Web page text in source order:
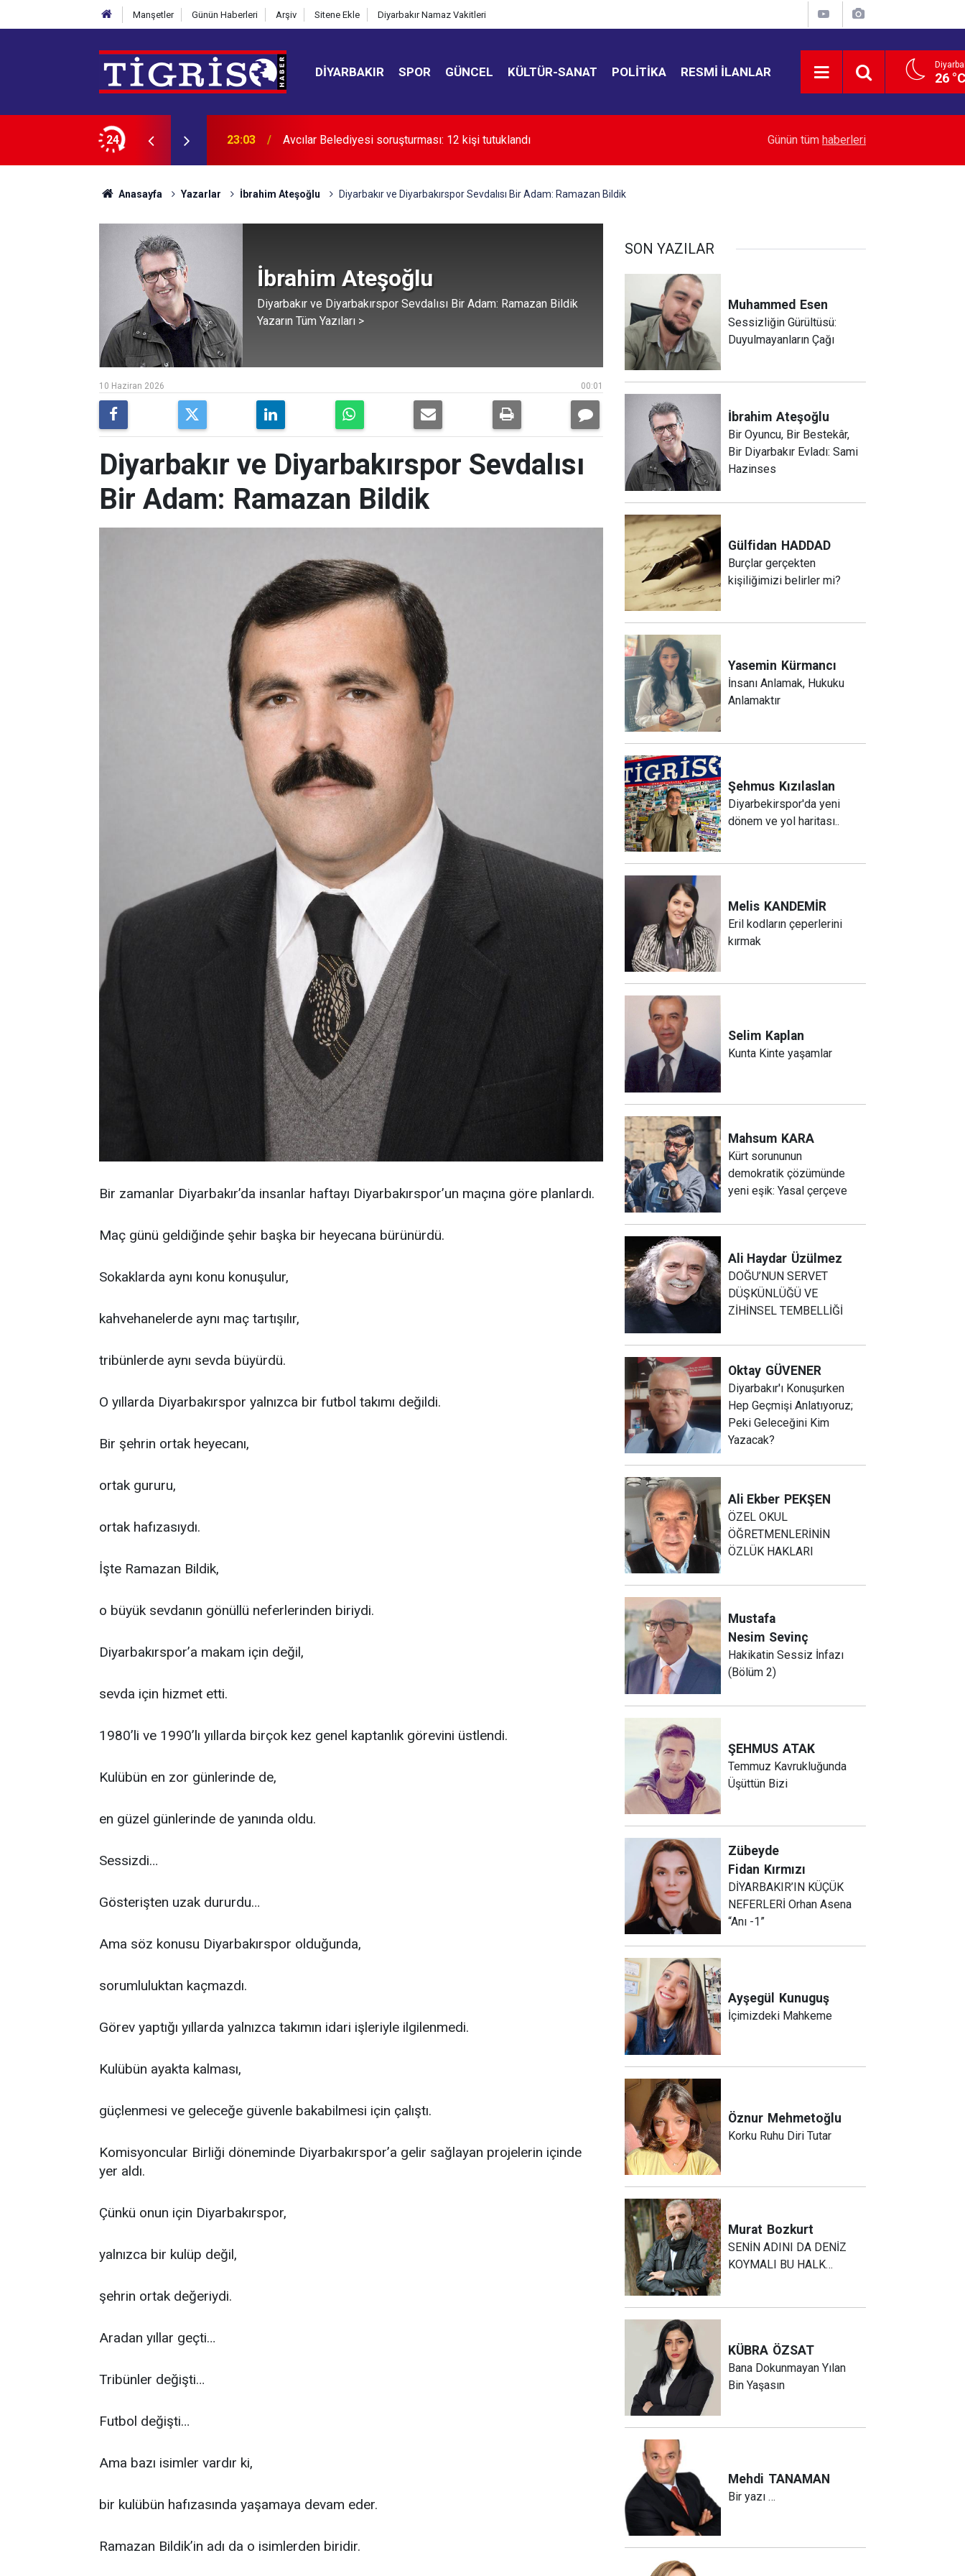
Manşetler Günün Haberleri Arşiv Sitene Ekle Diyarbakır Namaz Vakitleri
DIYARBAKIR SPOR GÜNCEL KÜLTÜR-SANAT POLITIKA RESMI İLANLAR 26
24 22:24 Diyarbakır’da uyuşturucuyla mücadele çağrısı ABD Senatosu Rusya’ya yeni yaptırımlar
Günün tüm haberleri
Anasayfa Yazarlar İbrahim Ateşoğlu Diyarbakır ve Diyarbakırspor Sevdalısı Bir Adam: Ramazan Bildik
İbrahim Ateşoğlu
Diyarbakır ve Diyarbakırspor Sevdalısı Bir Adam: Ramazan Bildik
Yazarın Tüm Yazıları >
00:01
10 Haziran 2026
Diyarbakır ve Diyarbakırspor Sevdalısı
Bir Adam: Ramazan Bildik
Bir zamanlar Diyarbakır’da insanlar haftayı Diyarbakırspor’un maçına göre planlardı.
Maç günü geldiğinde şehir başka bir heyecana bürünürdü.
Sokaklarda aynı konu konuşulur,
kahvehanelerde aynı maç tartışılır,
tribünlerde aynı sevda büyürdü.
O yıllarda Diyarbakırspor yalnızca bir futbol takımı değildi.
Bir şehrin ortak heyecanı,
ortak gururu,
ortak hafızasıydı.
İşte Ramazan Bildik,
o büyük sevdanın gönüllü neferlerinden biriydi.
Diyarbakırspor’a makam için değil,
sevda için hizmet etti.
1980’li ve 1990’lı yıllarda birçok kez genel kaptanlık görevini üstlendi.
Kulübün en zor günlerinde de,
en güzel günlerinde de yanında oldu.
Sessizdi…
Gösterişten uzak dururdu…
Ama söz konusu Diyarbakırspor olduğunda,
sorumluluktan kaçmazdı.
Görev yaptığı yıllarda yalnızca takımın idari işleriyle ilgilenmedi.
Kulübün ayakta kalması,
güçlenmesi ve geleceğe güvenle bakabilmesi için çalıştı.
Komisyoncular Birliği döneminde Diyarbakırspor’a gelir sağlayan projelerin içinde
yer aldı.
Çünkü onun için Diyarbakırspor,
yalnızca bir kulüp değil,
şehrin ortak değeriydi.
Aradan yıllar geçti…
Tribünler değişti…
Futbol değişti…
Ama bazı isimler vardır ki,
bir kulübün hafızasında yaşamaya devam eder.
Ramazan Bildik’in adı da o isimlerden biridir.
SON YAZILAR
Muhammed Esen
Sessizliğin Gürültüsü:
Duyulmayanların Çağı
İbrahim Ateşoğlu
Bir Oyuncu, Bir Bestekâr,
Bir Diyarbakır Evladı: Sami
Hazinses
Gülfidan HADDAD
Burçlar gerçekten
kişiliğimizi belirler mi?
Yasemin Kürmancı
İnsanı Anlamak, Hukuku
Anlamaktır
Şehmus Kızılaslan
Diyarbekirspor'da yeni
dönem ve yol haritası..
Melis KANDEMİR
Eril kodların çeperlerini
kırmak
Selim Kaplan
Kunta Kinte yaşamlar
Mahsum KARA
Kürt sorununun
demokratik çözümünde
yeni eşik: Yasal çerçeve
Ali Haydar Üzülmez
DOĞU’NUN SERVET
DÜŞKÜNLÜĞÜ VE
ZİHİNSEL TEMBELLİĞİ
Oktay GÜVENER
Diyarbakır'ı Konuşurken
Hep Geçmişi Anlatıyoruz;
Peki Geleceğini Kim
Yazacak?
Ali Ekber PEKŞEN
ÖZEL OKUL
ÖĞRETMENLERİNİN
ÖZLÜK HAKLARI
Mustafa
Nesim Sevinç
Hakikatin Sessiz İnfazı
(Bölüm 2)
ŞEHMUS ATAK
Temmuz Kavrukluğunda
Üşüttün Bizi
Zübeyde
Fidan Kırmızı
DİYARBAKIR’IN KÜÇÜK
NEFERLERİ Orhan Asena
“Anı -1”
Ayşegül Kunuguş
İçimizdeki Mahkeme
Öznur Mehmetoğlu
Korku Ruhu Diri Tutar
Murat Bozkurt
SENİN ADINI DA DENİZ
KOYMALI BU HALK…
KÜBRA ÖZSAT
Bana Dokunmayan Yılan
Bin Yaşasın
Mehdi TANAMAN
Bir yazı …